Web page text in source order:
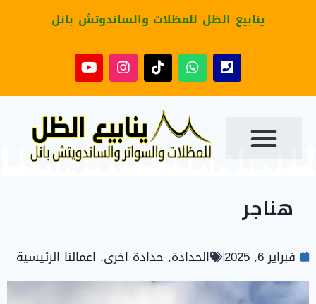
ينابيع الظل للمظلات والساندوتش بانل
هناجر
فبراير 6, 2025 الحدادة, حدادة اخرى, اعمالنا الرئيسية